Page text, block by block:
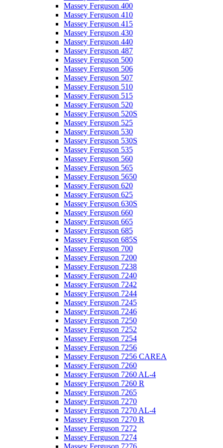
Massey Ferguson 400
Massey Ferguson 410
Massey Ferguson 415
Massey Ferguson 430
Massey Ferguson 440
Massey Ferguson 487
Massey Ferguson 500
Massey Ferguson 506
Massey Ferguson 507
Massey Ferguson 510
Massey Ferguson 515
Massey Ferguson 520
Massey Ferguson 520S
Massey Ferguson 525
Massey Ferguson 530
Massey Ferguson 530S
Massey Ferguson 535
Massey Ferguson 560
Massey Ferguson 565
Massey Ferguson 5650
Massey Ferguson 620
Massey Ferguson 625
Massey Ferguson 630S
Massey Ferguson 660
Massey Ferguson 665
Massey Ferguson 685
Massey Ferguson 685S
Massey Ferguson 700
Massey Ferguson 7200
Massey Ferguson 7238
Massey Ferguson 7240
Massey Ferguson 7242
Massey Ferguson 7244
Massey Ferguson 7245
Massey Ferguson 7246
Massey Ferguson 7250
Massey Ferguson 7252
Massey Ferguson 7254
Massey Ferguson 7256
Massey Ferguson 7256 CAREA
Massey Ferguson 7260
Massey Ferguson 7260 AL-4
Massey Ferguson 7260 R
Massey Ferguson 7265
Massey Ferguson 7270
Massey Ferguson 7270 AL-4
Massey Ferguson 7270 R
Massey Ferguson 7272
Massey Ferguson 7274
Massey Ferguson 7276